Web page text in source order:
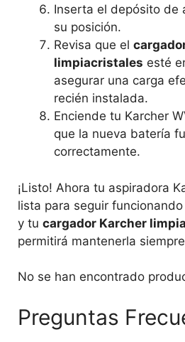
Inserta el depósito de
su posición.
Revisa que el
limpiacristales esté
asegurar una carga
recién instalada.
Enciende tu Karcher
que la nueva batería
correctamente.
¡Listo! Ahora tu aspiradora
lista para seguir
y tu cargador Karcher
permitirá mantenerla
No se han encontrado
Preguntas